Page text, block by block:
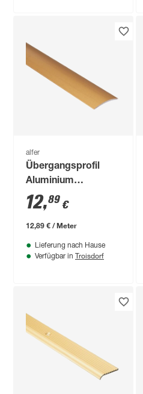
alfer
Übergangsprofil
Aluminium
buchefarben 1000 x
40 mm
12,89 €
12,89 € / Meter
Lieferung nach Hause
Verfügbar in Troisdorf